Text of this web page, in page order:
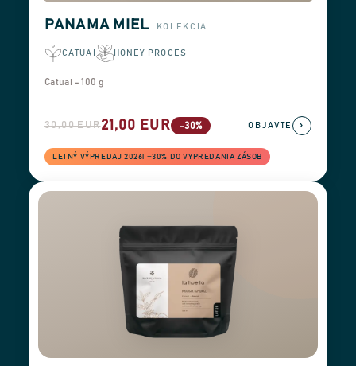
PANAMA MIEL KOLEKCIA
CATUAI HONEY PROCES
Catuai - 100 g
30,00 EUR21,00 EUR -30%
LETNÝ VÝPREDAJ 2026! −30% DO VYPREDANIA ZÁSOB
OBJAVTE ›